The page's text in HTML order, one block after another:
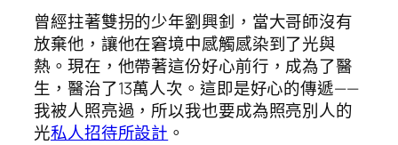
曾經拄著雙拐的少年劉興釗，當大哥師沒有
放棄他，讓他在窘境中感觸感染到了光與
熱。現在，他帶著這份好心前行，成為了醫
生，醫治了13萬人次。這即是好心的傳遞——
我被人照亮過，所以我也要成為照亮別人的
光私人招待所設計 。